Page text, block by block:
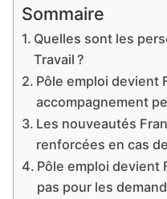
Sommaire
Quelles sont les
Travail ?
Pôle emploi devient
accompagnement
Les nouveautés
renforcées en cas
Pôle emploi devient
pas pour les